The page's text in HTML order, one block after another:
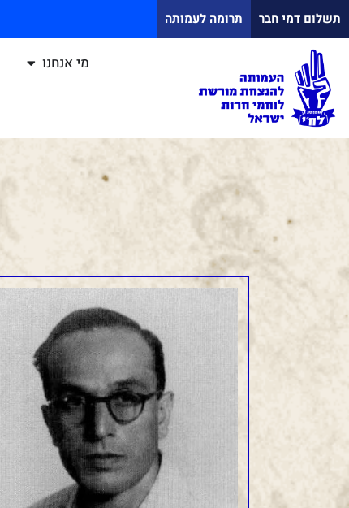
תשלום דמי חבר תרומה לעמותה
מי אנחנו